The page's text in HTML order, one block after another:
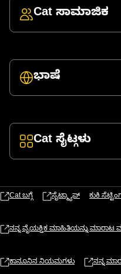
Cat ಸಾಮಾಜಿಕ
ಭಾಷೆ
Cat ಸೈಟ್ಗಳು
Cat ಬಗ್ಗೆ ಸೈಟ್ಮ್ಯಾಪ್ ಕುಕಿ
ನನ್ನ ವೈಯಕ್ತಿಕ ಮಾಹಿತಿಯನ್ನು
ಕಾನೂನಿನ ನಿಯಮಗಳು ನನ್ನ